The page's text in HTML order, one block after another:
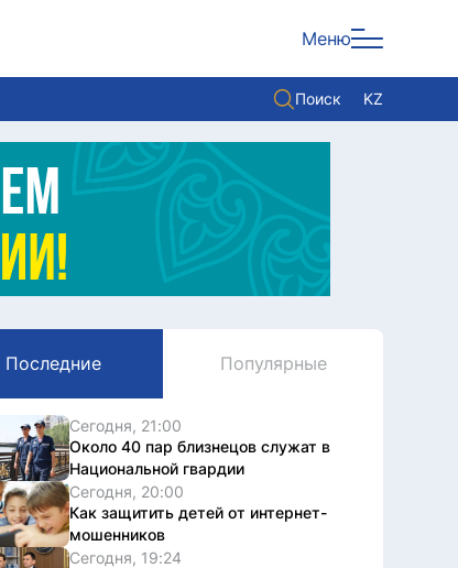
Меню
Поиск KZ
Политика
Экономика
Культура
Служба Комплаенс
Служу стране
Последние Популярные
Сегодня, 21:00
Около 40 пар близнецов служат в
Национальной гвардии
Сегодня, 20:00
Как защитить детей от интернет-
мошенников
Сегодня, 19:24